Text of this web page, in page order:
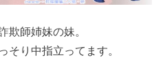
欺師姉妹の妹。
そり中指立ってます。